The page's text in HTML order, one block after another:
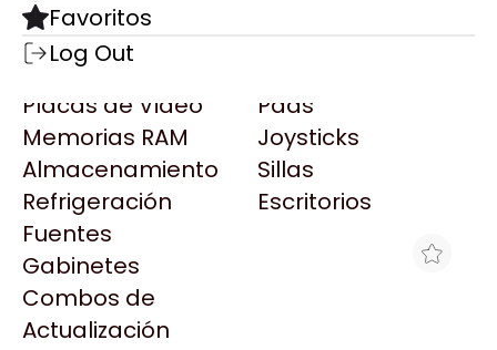
Componentes
Motherboards
Microprocesadores
Placas de Video
Memorias RAM
Almacenamiento
Refrigeración
Fuentes
Gabinetes
Combos de
Actualización
Pads
Joysticks
Sillas
Escritorios
Todas las Marcas
AMD
AULA
Acer
Adata
AeroCool
Antec
Arkham
Asrock
Destacadas
Favoritos
Log Out
MEMORIA RAM UDIMM KINGSTON
FURY BEAST 8GB DDR4 3200MHZ